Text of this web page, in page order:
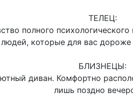
ТЕЛЕЦ:
полного
людей, которые для вас
БЛИЗНЕЦЫ:
диван. Комфортно
лишь поздно